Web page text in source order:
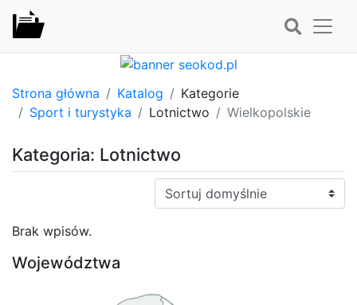
Strona główna Katalog
Kategorie
Sport i turystyka
Lotnictwo Wielkopolskie
Kategoria: Lotnictwo
Sortuj:
Brak wpisów.
Województwa